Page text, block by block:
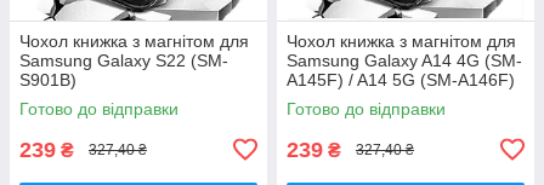
Чохол книжка з магнітом для
Samsung Galaxy S22 (SM-
S901B)
Готово до відправки
239 ₴ 327,40 ₴
Чохол книжка з магнітом для
Samsung Galaxy A14 4G (SM-
A145F) / A14 5G (SM-A146F)
Готово до відправки
239 ₴ 327,40 ₴